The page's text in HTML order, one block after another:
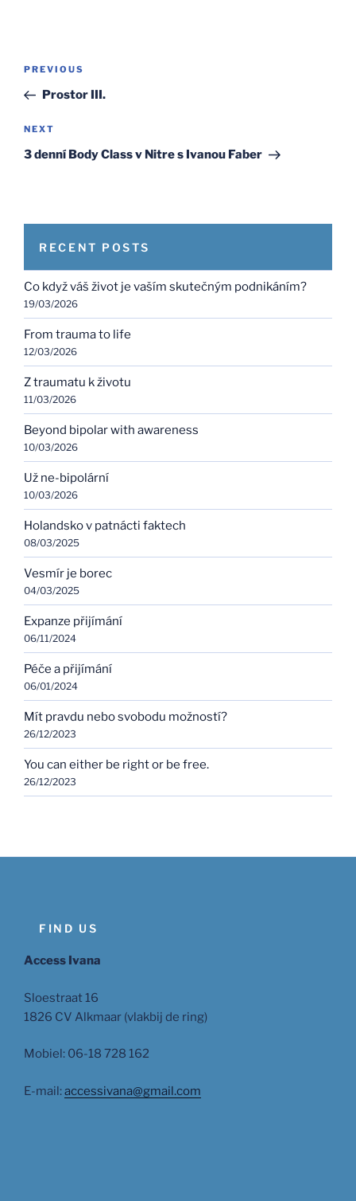
Post
Previous
Post
PREVIOUS
Prostor III.
Next
Post
NEXT
3 denní Body Class v Nitre s Ivanou Faber
RECENT POSTS
Co když váš život je vaším skutečným podnikáním?
19/03/2026
From trauma to life
12/03/2026
Z traumatu k životu
11/03/2026
Beyond bipolar with awareness
10/03/2026
Už ne-bipolární
10/03/2026
Holandsko v patnácti faktech
08/03/2025
Vesmír je borec
04/03/2025
Expanze přijímání
06/11/2024
Péče a přijímání
06/01/2024
Mít pravdu nebo svobodu možností?
26/12/2023
You can either be right or be free.
26/12/2023
FIND US
Access Ivana
Sloestraat 16
1826 CV Alkmaar (vlakbij de ring)
Mobiel: 06-18 728 162
E-mail:accessivana@gmail.com